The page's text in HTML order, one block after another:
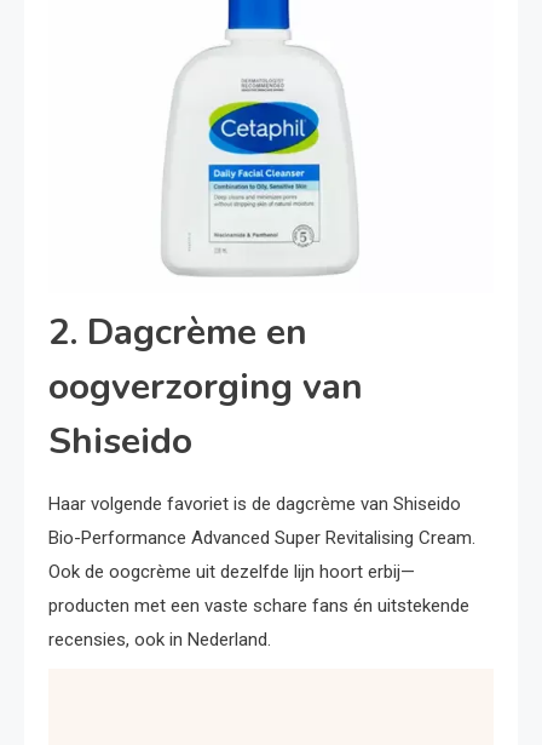
2. Dagcrème en
oogverzorging van
Shiseido
Haar volgende favoriet is de dagcrème van Shiseido
Bio-Performance Advanced Super Revitalising Cream.
Ook de oogcrème uit dezelfde lijn hoort erbij—
producten met een vaste schare fans én uitstekende
recensies, ook in Nederland.